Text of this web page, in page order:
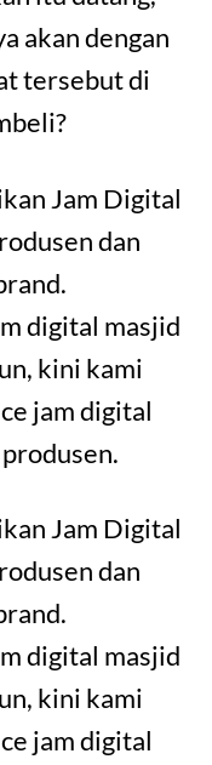
akan dengan
tersebut di
Jam Digital
dan
digital masjid
kini kami
jam digital
Jam Digital
dan
digital masjid
kini kami
jam digital